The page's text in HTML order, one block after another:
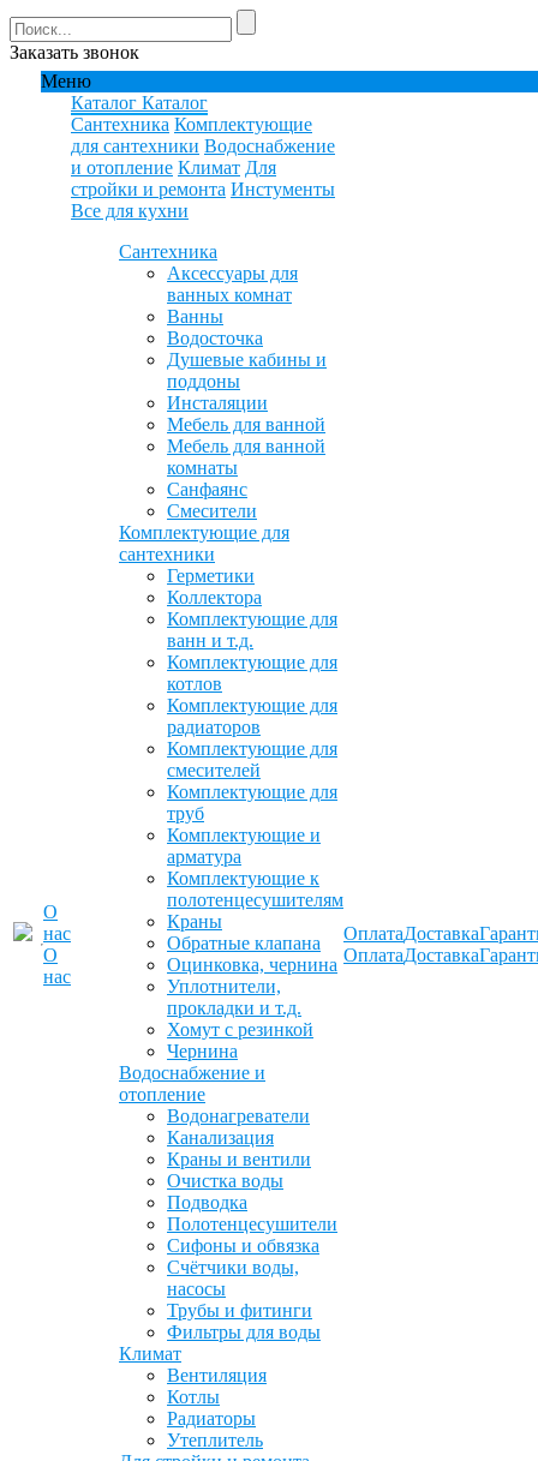
Заказать звонок
Меню
О
нас
О
нас
Каталог Каталог
Сантехника Комплектующие
для сантехники Водоснабжение
и отопление Климат Для
стройки и ремонта Инстументы
Все для кухни
Сантехника
Аксессуары для
ванных комнат
Ванны
Водосточка
Душевые кабины и
поддоны
Инсталяции
Мебель для ванной
Мебель для ванной
комнаты
Санфаянс
Смесители
Комплектующие для
сантехники
Герметики
Коллектора
Комплектующие для
ванн и т.д.
Комплектующие для
котлов
Комплектующие для
радиаторов
Комплектующие для
смесителей
Комплектующие для
труб
Комплектующие и
арматура
Комплектующие к
полотенцесушителям
Краны
Обратные клапана
Оцинковка, чернина
Уплотнители,
прокладки и т.д.
Хомут с резинкой
Чернина
Водоснабжение и
отопление
Водонагреватели
Канализация
Краны и вентили
Очистка воды
Подводка
Полотенцесушители
Сифоны и обвязка
Счётчики воды,
насосы
Трубы и фитинги
Фильтры для воды
Климат
Вентиляция
Котлы
Радиаторы
Утеплитель
Оплата
Оплата
Доставка
Доставка